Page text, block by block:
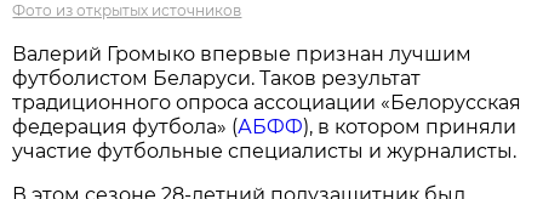
Фото из открытых источников
Валерий Громыко впервые признан лучшим
футболистом Беларуси. Таков результат
традиционного опроса ассоциации «Белорусская
федерация футбола» (АБФФ), в котором приняли
участие футбольные специалисты и журналисты.